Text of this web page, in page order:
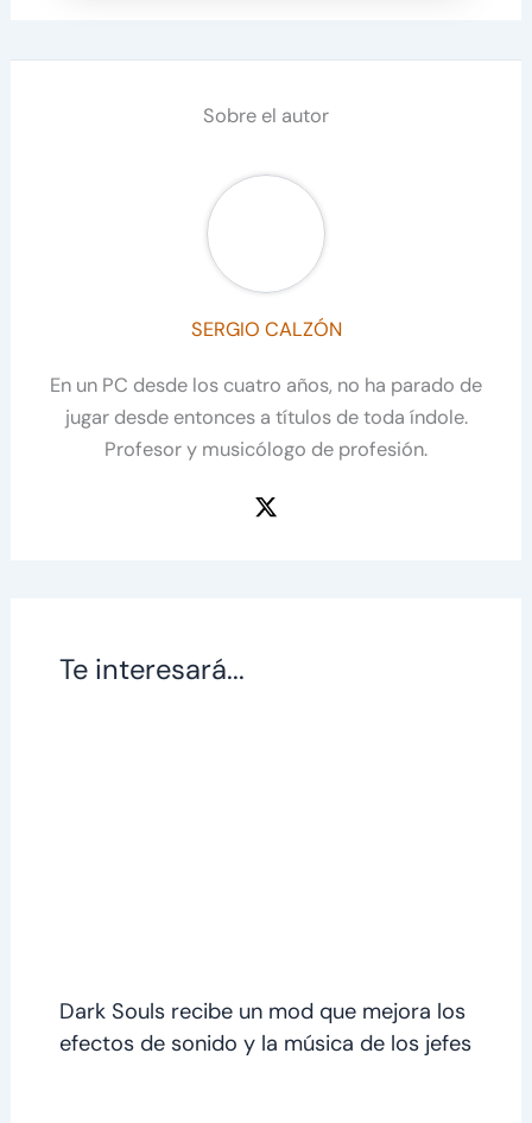
Sobre el autor
SERGIO CALZÓN
En un PC desde los cuatro años, no ha parado de
jugar desde entonces a títulos de toda índole.
Profesor y musicólogo de profesión.
Te interesará...
Dark Souls recibe un mod que mejora los
efectos de sonido y la música de los jefes